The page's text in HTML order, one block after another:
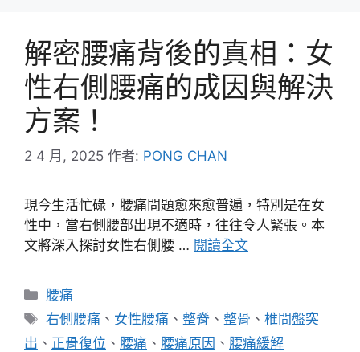
解密腰痛背後的真相：女
性右側腰痛的成因與解決
方案！
2 4 月, 2025 作者: PONG CHAN
現今生活忙碌，腰痛問題愈來愈普遍，特別是在女
性中，當右側腰部出現不適時，往往令人緊張。本
文將深入探討女性右側腰 … 閱讀全文
分
類
腰痛
標
籤
右側腰痛 、 女性腰痛 、整脊 、整骨 、椎間盤突
出 、 正骨復位 、 腰痛 、 腰痛原因 、 腰痛緩解